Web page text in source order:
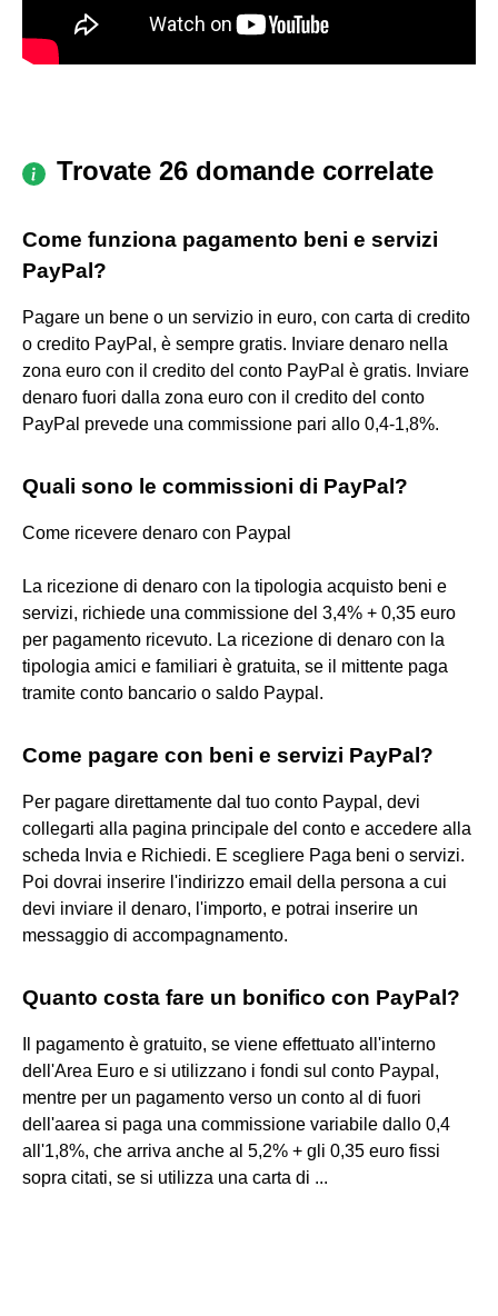
Trovate 26 domande correlate
Come funziona pagamento beni e servizi
PayPal?
Pagare un bene o un servizio in euro, con carta di credito
o credito PayPal, è sempre gratis. Inviare denaro nella
zona euro con il credito del conto PayPal è gratis. Inviare
denaro fuori dalla zona euro con il credito del conto
PayPal prevede una commissione pari allo 0,4-1,8%.
Quali sono le commissioni di PayPal?
Come ricevere denaro con Paypal
La ricezione di denaro con la tipologia acquisto beni e
servizi, richiede una commissione del 3,4% + 0,35 euro
per pagamento ricevuto. La ricezione di denaro con la
tipologia amici e familiari è gratuita, se il mittente paga
tramite conto bancario o saldo Paypal.
Come pagare con beni e servizi PayPal?
Per pagare direttamente dal tuo conto Paypal, devi
collegarti alla pagina principale del conto e accedere alla
scheda Invia e Richiedi. E scegliere Paga beni o servizi.
Poi dovrai inserire l'indirizzo email della persona a cui
devi inviare il denaro, l'importo, e potrai inserire un
messaggio di accompagnamento.
Quanto costa fare un bonifico con PayPal?
Il pagamento è gratuito, se viene effettuato all'interno
dell'Area Euro e si utilizzano i fondi sul conto Paypal,
mentre per un pagamento verso un conto al di fuori
dell'aarea si paga una commissione variabile dallo 0,4
all'1,8%, che arriva anche al 5,2% + gli 0,35 euro fissi
sopra citati, se si utilizza una carta di ...